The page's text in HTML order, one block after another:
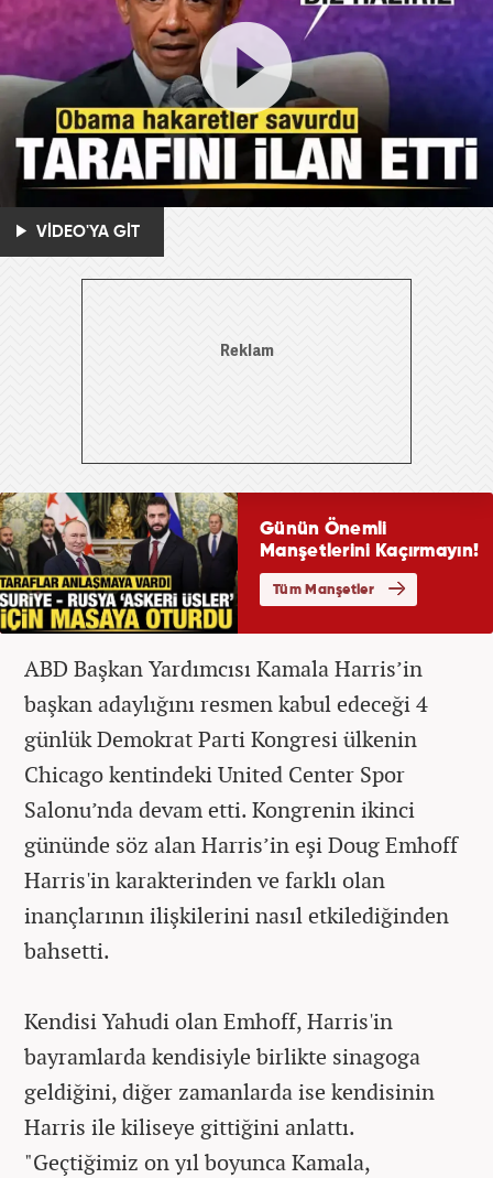
VİDEO'YA GİT
ABD Başkan Yardımcısı Kamala Harris’in
başkan adaylığını resmen kabul edeceği 4
günlük Demokrat Parti Kongresi ülkenin
Chicago kentindeki United Center Spor
Salonu’nda devam etti. Kongrenin ikinci
gününde söz alan Harris’in eşi Doug Emhoff
Harris'in karakterinden ve farklı olan
inançlarının ilişkilerini nasıl etkilediğinden
bahsetti.
Kendisi Yahudi olan Emhoff, Harris'in
bayramlarda kendisiyle birlikte sinagoga
geldiğini, diğer zamanlarda ise kendisinin
Harris ile kiliseye gittiğini anlattı.
"Geçtiğimiz on yıl boyunca Kamala,